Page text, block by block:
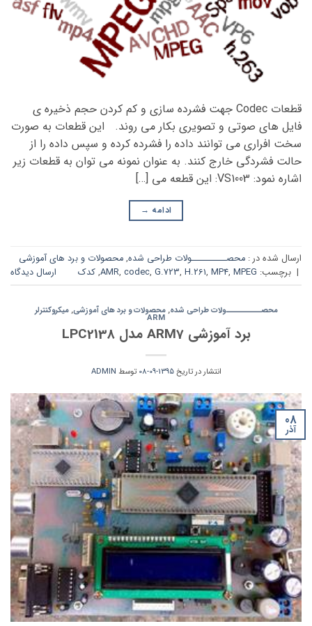
قطعات Codec جهت فشرده سازی و کم کردن حجم ذخیره ی
فایل های صوتی و تصویری بکار می روند. این قطعات به صورت
سخت افراری می توانند داده را فشرده کرده و سپس داده را از
حالت فشردگی خارج کنند. به عنوان نمونه می توان به قطعات زیر
اشاره نمود: VS1003: این قطعه می […]
ادامه →
ارسال شده در : محصــــــــــولات طراحی شده, محصولات و برد های آموزشی
| برچسب: AMR, codec, G.723, H.261, MP4, MPEG
, کدک ارسال دیدگاه
محصــــــــــولات طراحی شده,محصولات و برد های آموزشی,میکروکنترلر
ARM
برد آموزشی ARM7 مدل LPC2138
انتشار در تاریخ1395-09-08 توسط ADMIN
08
آذر